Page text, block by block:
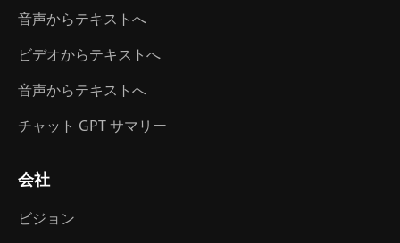
音声からテキストへ
ビデオからテキストへ
音声からテキストへ
チャット GPT サマリー
会社
ビジョン